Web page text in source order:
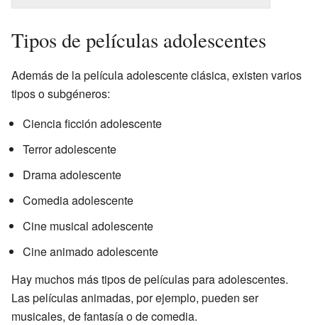
Tipos de películas adolescentes
Además de la película adolescente clásica, existen varios
tipos o subgéneros:
Ciencia ficción adolescente
Terror adolescente
Drama adolescente
Comedia adolescente
Cine musical adolescente
Cine animado adolescente
Hay muchos más tipos de películas para adolescentes.
Las películas animadas, por ejemplo, pueden ser
musicales, de fantasía o de comedia.